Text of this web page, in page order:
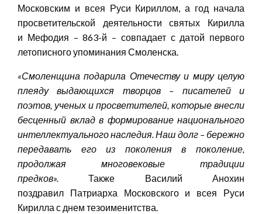
Московским и всея Руси Кириллом, а год начала
просветительской деятельности святых Кирилла
и Мефодия – 863-й – совпадает с датой первого
летописного упоминания Смоленска.
«Смоленщина подарила Отечеству и миру целую
плеяду выдающихся творцов – писателей и
поэтов, ученых и просветителей, которые внесли
бесценный вклад в формирование национального
интеллектуального наследия. Наш долг – бережно
передавать его из поколения в поколение,
продолжая многовековые традиции
предков».
Также Василий Анохин
поздравил
Патриарха Московского и всея Руси
Кирилла с днем тезоименитства.